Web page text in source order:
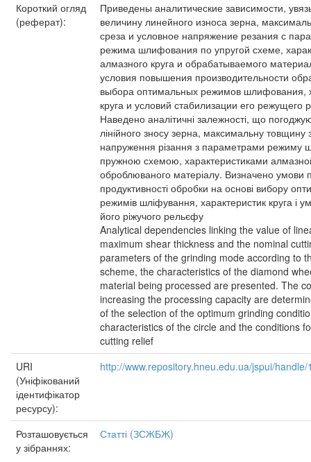
Короткий огляд
(реферат):
Приведены аналитические зависимости,
величину линейного износа зерна,
среза и условное напряжение резания с
режима шлифования по упругой схеме,
алмазного круга и обрабатываемого
условия повышения производительности
выбора оптимальных режимов шлифования,
круга и условий стабилизации его режущего
Наведено аналітичні залежності, що
лінійного зносу зерна, максимальну товщину
напруження різання з параметрами режиму
пружною схемою, характеристиками
оброблюваного матеріалу. Визначено умови
продуктивності обробки на основі вибору
режимів шліфування, характеристик круга і
його ріжучого рельєфу
Analytical dependencies linking the value of
maximum shear thickness and the nominal
parameters of the grinding mode according to
scheme, the characteristics of the diamond
material being processed are presented. The
increasing the processing capacity are
of the selection of the optimum grinding
characteristics of the circle and the conditions
cutting relief
URI
(Уніфікований
ідентифікатор
ресурсу):
http://www.repository.hneu.edu.ua/jspui/
Розташовується
у зібраннях:
Статті (ЗСЖБЖ)